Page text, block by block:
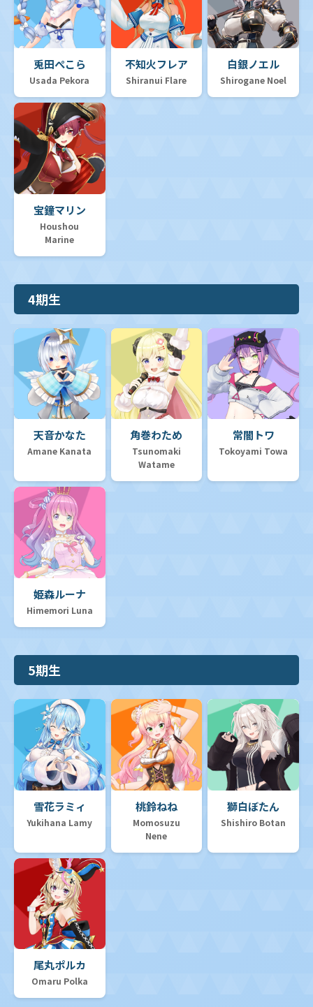
兎田ぺこら
Usada Pekora
不知火フレア
Shiranui Flare
白銀ノエル
Shirogane Noel
宝鐘マリン
Houshou
Marine
4期生
天音かなた
Amane Kanata
角巻わため
Tsunomaki
Watame
常闇トワ
Tokoyami Towa
姫森ルーナ
Himemori Luna
5期生
雪花ラミィ
Yukihana Lamy
桃鈴ねね
Momosuzu
Nene
獅白ぼたん
Shishiro Botan
尾丸ポルカ
Omaru Polka